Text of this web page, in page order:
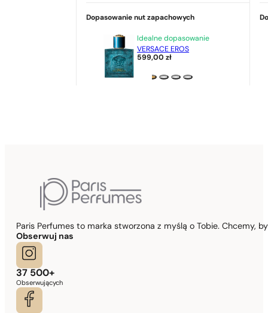
Dopasowanie nut zapachowych
Idealne dopasowanie
VERSACE EROS
599,00zł
Paris Perfumes to marka stworzona z myślą o Tobie. Chcemy,
Obserwuj nas
37 500+
Obserwujących